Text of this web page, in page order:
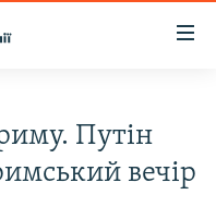
Путін
вечір